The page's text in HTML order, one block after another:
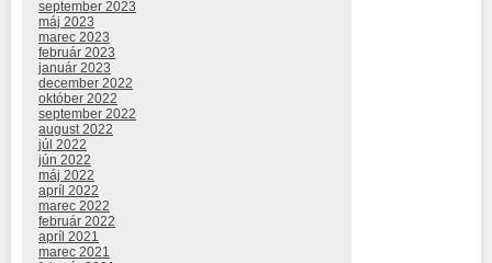
september 2023
máj 2023
marec 2023
február 2023
január 2023
december 2022
október 2022
september 2022
august 2022
júl 2022
jún 2022
máj 2022
apríl 2022
marec 2022
február 2022
apríl 2021
marec 2021